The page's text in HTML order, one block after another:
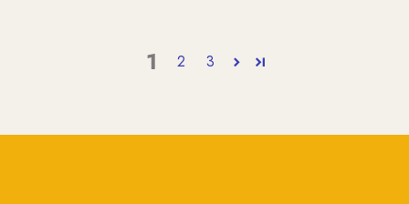
1 2 3